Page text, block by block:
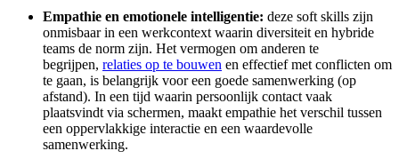
Empathie en emotionele intelligentie: deze soft skills zijn
onmisbaar in een werkcontext waarin diversiteit en hybride
teams de norm zijn. Het vermogen om anderen te
begrijpen, relaties op te bouwen en effectief met conflicten om
te gaan, is belangrijk voor een goede samenwerking (op
afstand). In een tijd waarin persoonlijk contact vaak
plaatsvindt via schermen, maakt empathie het verschil tussen
een oppervlakkige interactie en een waardevolle
samenwerking.